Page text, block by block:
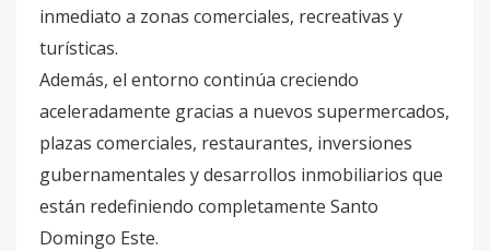
inmediato a zonas comerciales, recreativas y
turísticas.
Además, el entorno continúa creciendo
aceleradamente gracias a nuevos supermercados,
plazas comerciales, restaurantes, inversiones
gubernamentales y desarrollos inmobiliarios que
están redefiniendo completamente Santo
Domingo Este.